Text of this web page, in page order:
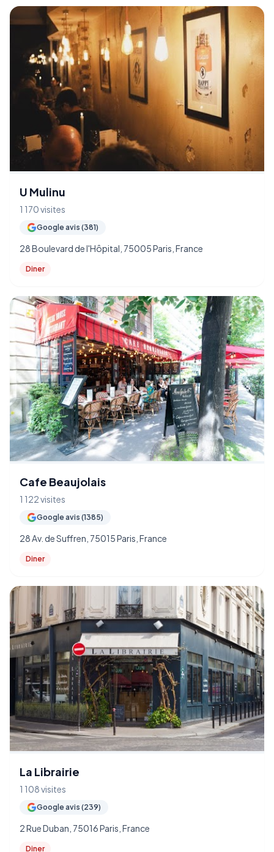
U Mulinu
1 170 visites
Google avis (381)
28 Boulevard de l'Hôpital, 75005 Paris, France
Diner
Cafe Beaujolais
1 122 visites
Google avis (1385)
28 Av. de Suffren, 75015 Paris, France
Diner
La Librairie
1 108 visites
Google avis (239)
2 Rue Duban, 75016 Paris, France
Diner